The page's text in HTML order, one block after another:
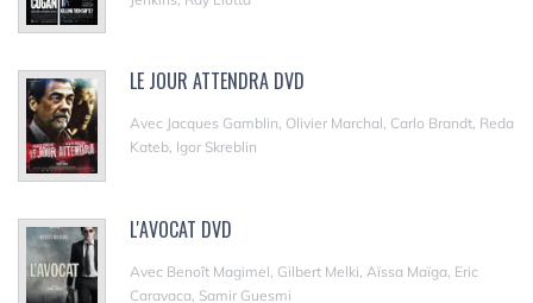
LE JOUR ATTENDRA DVD
Avec Jacques Gamblin, Olivier Marchal, Carlo Brandt, Reda
Kateb, Igor Skreblin
L'AVOCAT DVD
Avec Benoît Magimel, Gilbert Melki, Aïssa Maïga, Eric
Caravaca, Samir Guesmi